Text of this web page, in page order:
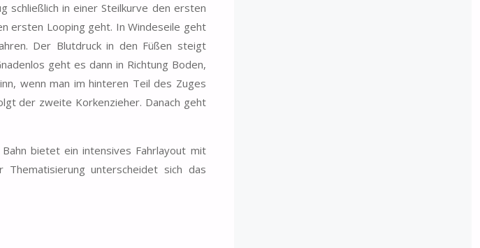
schließlich in einer Steilkurve den ersten
ersten Looping geht. In Windeseile geht
Der Blutdruck in den Füßen steigt
geht es dann in Richtung Boden,
wenn man im hinteren Teil des Zuges
der zweite Korkenzieher. Danach geht
bietet ein intensives Fahrlayout mit
unterscheidet sich das